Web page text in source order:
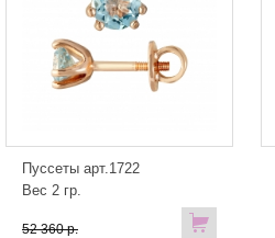
Пуссеты арт.1722
Вес 2 гр.
52 360 р.